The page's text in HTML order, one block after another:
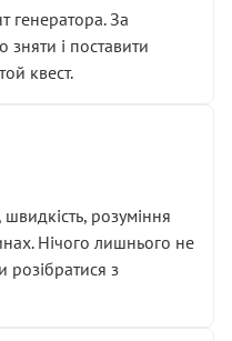
що сервіс працює не
За
і поставити
квест.
розуміння
Нічого лишнього не
з